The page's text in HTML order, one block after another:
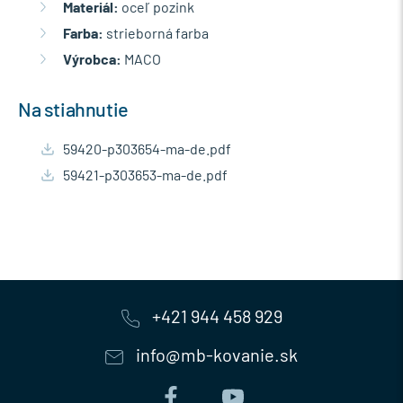
Materiál: oceľ pozink
Farba: strieborná farba
Výrobca: MACO
Na stiahnutie
59420-p303654-ma-de.pdf
59421-p303653-ma-de.pdf
+421 944 458 929
info@mb-kovanie.sk